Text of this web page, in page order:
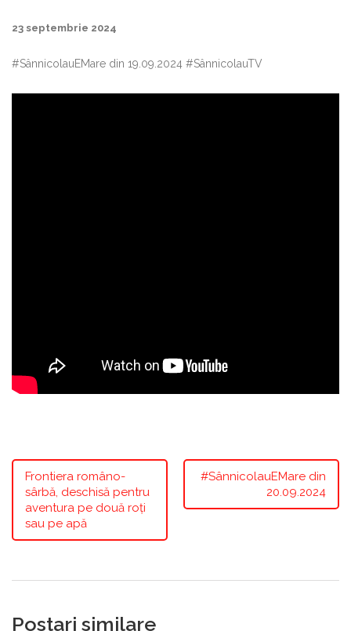
:
23 septembrie 2024
#SânnicolauEMare din 19.09.2024 #SânnicolauTV
Frontiera româno-
sârbă, deschisă pentru
aventura pe două roți
sau pe apă
#SânnicolauEMare din
20.09.2024
Postari similare